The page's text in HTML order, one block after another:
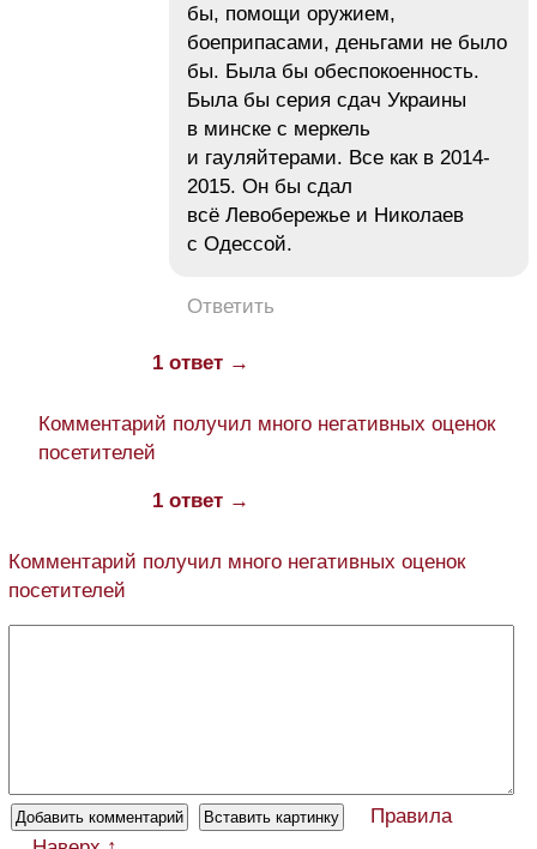
бы, помощи оружием,
боеприпасами, деньгами не было
бы. Была бы обеспокоенность.
Была бы серия сдач Украины
в минске с меркель
и гауляйтерами. Все как в 2014-
2015. Он бы сдал
всё Левобережье и Николаев
с Одессой.
Ответить
1 ответ →
Комментарий получил много негативных оценок
посетителей
1 ответ →
Комментарий получил много негативных оценок
посетителей
Правила